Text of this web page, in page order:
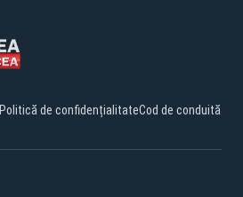
Politică de confidențialitateCod de conduită